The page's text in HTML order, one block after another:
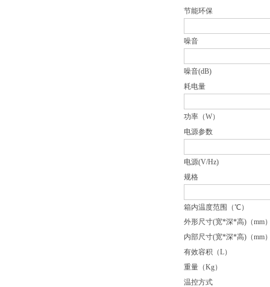
节能环保
噪音
噪音(dB)
耗电量
功率（W）
电源参数
电源(V/Hz)
规格
箱内温度范围（℃）
外形尺寸(宽*深*高)（mm
内部尺寸(宽*深*高)（mm
有效容积（L）
重量（Kg）
温控方式